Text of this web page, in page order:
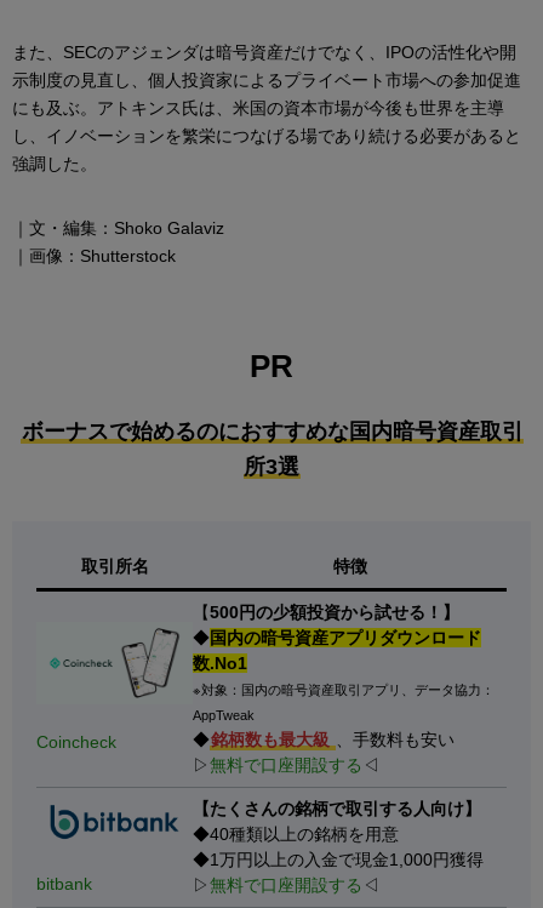
また、SECのアジェンダは暗号資産だけでなく、IPOの活性化や開
示制度の見直し、個人投資家によるプライベート市場への参加促進
にも及ぶ。アトキンス氏は、米国の資本市場が今後も世界を主導
し、イノベーションを繁栄につなげる場であり続ける必要があると
強調した。
｜文・編集：Shoko Galaviz
｜画像：Shutterstock
PR
ボーナスで始めるのにおすすめな国内暗号資産取引
所3選
取引所名 特徴
Coincheck
【500円の少額投資から試せる！】
◆国内の暗号資産アプリダウンロード
数.No1
※対象：国内の暗号資産取引アプリ、データ協力：
AppTweak
◆銘柄数も最大級 、手数料も安い
▷無料で口座開設する ◁
bitbank
【たくさんの銘柄で取引する人向け】
◆40種類以上の銘柄を用意
◆1万円以上の入金で現金1,000円獲得
▷無料で口座開設する ◁